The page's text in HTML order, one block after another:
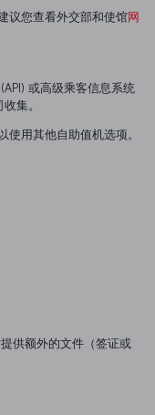
议您查看外交部和使馆网
或高级乘客信息系统
集。
用其他自助值机选项。
供额外的文件（签证或